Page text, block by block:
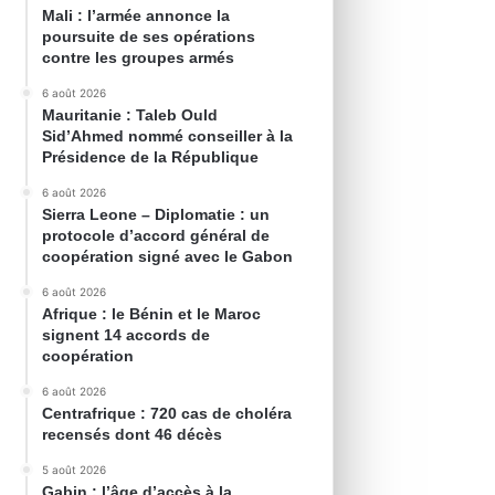
Mali : l’armée annonce la
poursuite de ses opérations
contre les groupes armés
6 août 2026
Mauritanie : Taleb Ould
Sid’Ahmed nommé conseiller à la
Présidence de la République
6 août 2026
Sierra Leone – Diplomatie : un
protocole d’accord général de
coopération signé avec le Gabon
6 août 2026
Afrique : le Bénin et le Maroc
signent 14 accords de
coopération
6 août 2026
Centrafrique : 720 cas de choléra
recensés dont 46 décès
5 août 2026